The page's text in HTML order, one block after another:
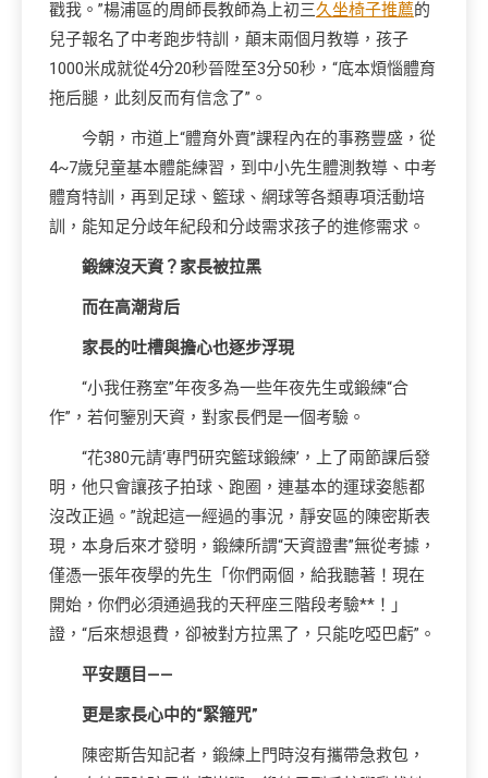
戳我。”楊浦區的周師長教師為上初三久坐椅子推薦的
兒子報名了中考跑步特訓，顛末兩個月教導，孩子
1000米成就從4分20秒晉陞至3分50秒，“底本煩惱體育
拖后腿，此刻反而有信念了”。
今朝，市道上“體育外賣”課程內在的事務豐盛，從
4~7歲兒童基本體能練習，到中小先生體測教導、中考
體育特訓，再到足球、籃球、網球等各類專項活動培
訓，能知足分歧年紀段和分歧需求孩子的進修需求。
鍛練沒天資？家長被拉黑
而在高潮背后
家長的吐槽與擔心也逐步浮現
“小我任務室”年夜多為一些年夜先生或鍛練“合
作”，若何鑒別天資，對家長們是一個考驗。
“花380元請‘專門研究籃球鍛練’，上了兩節課后發
明，他只會讓孩子拍球、跑圈，連基本的運球姿態都
沒改正過。”說起這一經過的事況，靜安區的陳密斯表
現，本身后來才發明，鍛練所謂“天資證書”無從考據，
僅憑一張年夜學的先生「你們兩個，給我聽著！現在
開始，你們必須通過我的天秤座三階段考驗**！」
證，“后來想退費，卻被對方拉黑了，只能吃啞巴虧”。
平安題目——
更是家長心中的“緊箍咒”
陳密斯告知記者，鍛練上門時沒有攜帶急救包，